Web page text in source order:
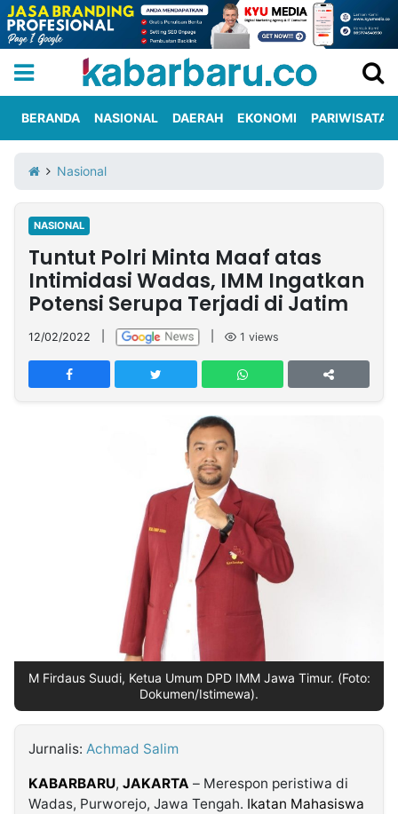
Iklan
Berita
Kami
Nasional
International
Olahraga
Entertainment
Daerah
Pariwisata
Kuliner
Kolom
Network
PT
TREETAN
BERANDA NASIONAL DAERAH EKONOMI PARIWISATA
Nasional
NASIONAL
Tuntut Polri Minta Maaf atas
Intimidasi Wadas, IMM Ingatkan
Potensi Serupa Terjadi di Jatim
12/02/2022 1 views
M Firdaus Suudi, Ketua Umum DPD IMM Jawa Timur. (Foto:
Dokumen/Istimewa).
Jurnalis: Achmad Salim
KABARBARU, JAKARTA – Merespon peristiwa di
Wadas, Purworejo, Jawa Tengah. Ikatan Mahasiswa